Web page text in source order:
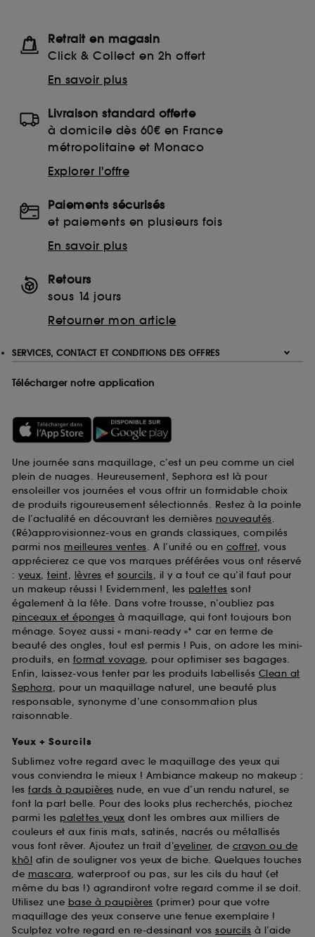
Retrait en magasin
Click & Collect en 2h offert
En savoir plus
Livraison standard offerte
à domicile dès 60€ en France
métropolitaine et Monaco
Explorer l'offre
Paiements sécurisés
et paiements en plusieurs fois
En savoir plus
Retours
sous 14 jours
Retourner mon article
SERVICES, CONTACT ET CONDITIONS DES OFFRES
Télécharger notre application
Une journée sans maquillage, c’est un peu comme un ciel
plein de nuages. Heureusement, Sephora est là pour
ensoleiller vos journées et vous offrir un formidable choix
de produits rigoureusement sélectionnés. Restez à la pointe
de l’actualité en découvrant les dernières nouveautés.
(Ré)approvisionnez-vous en grands classiques, compilés
parmi nos meilleures ventes. A l’unité ou en coffret, vous
apprécierez ce que vos marques préférées vous ont réservé
: yeux, teint, lèvres et sourcils, il y a tout ce qu’il faut pour
un makeup réussi ! Evidemment, les palettes sont
également à la fête. Dans votre trousse, n’oubliez pas
pinceaux et éponges à maquillage, qui font toujours bon
ménage. Soyez aussi « mani-ready »* car en terme de
beauté des ongles, tout est permis ! Puis, on adore les mini-
produits, en format voyage, pour optimiser ses bagages.
Enfin, laissez-vous tenter par les produits labellisés Clean at
Sephora, pour un maquillage naturel, une beauté plus
responsable, synonyme d’une consommation plus
raisonnable.
Yeux + Sourcils
Sublimez votre regard avec le maquillage des yeux qui
vous conviendra le mieux ! Ambiance makeup no makeup :
les fards à paupières nude, en vue d’un rendu naturel, se
font la part belle. Pour des looks plus recherchés, piochez
parmi les palettes yeux dont les ombres aux milliers de
couleurs et aux finis mats, satinés, nacrés ou métallisés
vous font rêver. Ajoutez un trait d’eyeliner, de crayon ou de
khôl afin de souligner vos yeux de biche. Quelques touches
de mascara, waterproof ou pas, sur les cils du haut (et
même du bas !) agrandiront votre regard comme il se doit.
Utilisez une base à paupières (primer) pour que votre
maquillage des yeux conserve une tenue exemplaire !
Sculptez votre regard en re-dessinant vos sourcils à l’aide